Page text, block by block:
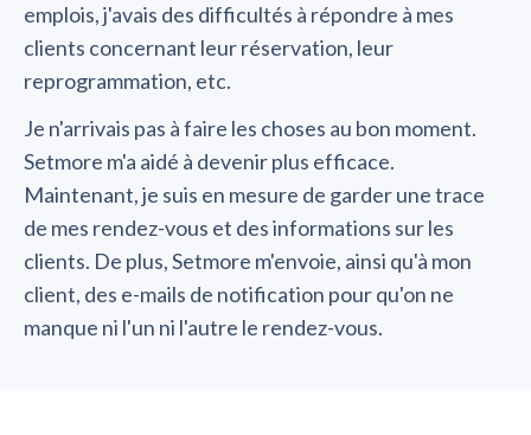
emplois, j'avais des difficultés à répondre à mes
clients concernant leur réservation, leur
reprogrammation, etc.
Je n'arrivais pas à faire les choses au bon moment.
Setmore m'a aidé à devenir plus efficace.
Maintenant, je suis en mesure de garder une trace
de mes rendez-vous et des informations sur les
clients. De plus, Setmore m'envoie, ainsi qu'à mon
client, des e-mails de notification pour qu'on ne
manque ni l'un ni l'autre le rendez-vous.